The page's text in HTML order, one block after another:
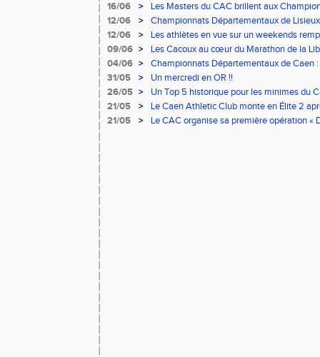
16/06
>
Les Masters du CAC brillent aux
12/06
>
Championnats Départementaux de
remarquables pour nos jeunes athlètes
12/06 >
Les athlètes en vue sur un weekends
09/06 >
Les Cacoux au cœur du Marathon de la
04/06 >
Championnats Départementaux de Caen
rendez-vous
31/05 >
Un mercredi en OR !!
26/05 >
Un Top 5 historique pour les minimes du
Finale Nationale Equip’Athlé !
21/05 >
Le Caen Athletic Club monte en Élite 2
à domicile !
21/05 > Le CAC organise sa première opération «